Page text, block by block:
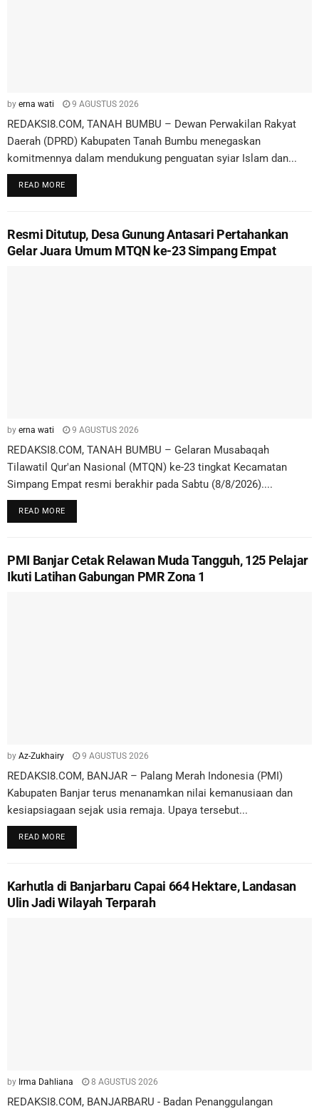
by erna wati 9 AGUSTUS 2026
REDAKSI8.COM, TANAH BUMBU – Dewan Perwakilan Rakyat
Daerah (DPRD) Kabupaten Tanah Bumbu menegaskan
komitmennya dalam mendukung penguatan syiar Islam dan...
READ MORE
Resmi Ditutup, Desa Gunung Antasari Pertahankan
Gelar Juara Umum MTQN ke-23 Simpang Empat
by erna wati 9 AGUSTUS 2026
REDAKSI8.COM, TANAH BUMBU – Gelaran Musabaqah
Tilawatil Qur'an Nasional (MTQN) ke-23 tingkat Kecamatan
Simpang Empat resmi berakhir pada Sabtu (8/8/2026)....
READ MORE
PMI Banjar Cetak Relawan Muda Tangguh, 125 Pelajar
Ikuti Latihan Gabungan PMR Zona 1
by Az-Zukhairy 9 AGUSTUS 2026
REDAKSI8.COM, BANJAR – Palang Merah Indonesia (PMI)
Kabupaten Banjar terus menanamkan nilai kemanusiaan dan
kesiapsiagaan sejak usia remaja. Upaya tersebut...
READ MORE
Karhutla di Banjarbaru Capai 664 Hektare, Landasan
Ulin Jadi Wilayah Terparah
by Irma Dahliana 8 AGUSTUS 2026
REDAKSI8.COM, BANJARBARU - Badan Penanggulangan